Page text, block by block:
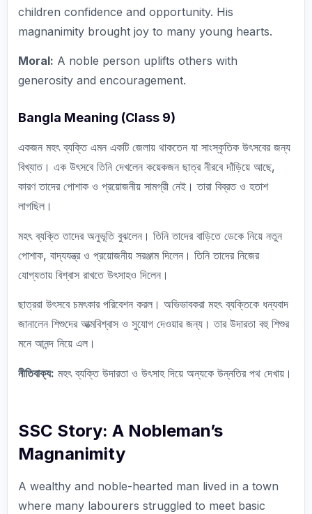
children confidence and opportunity. His
magnanimity brought joy to many young hearts.
Moral: A noble person uplifts others with
generosity and encouragement.
Bangla Meaning (Class 9)
একজন মহৎ ব্যক্তি এমন একটি জেলায় থাকতেন যা সাংস্কৃতিক উৎসবের জন্য
বিখ্যাত। এক উৎসবে তিনি দেখলেন কয়েকজন ছাত্র নীরবে দাঁড়িয়ে আছে,
কারণ তাদের পোশাক ও প্রয়োজনীয় সামগ্রী নেই। তারা বিব্রত ও হতাশ
লাগছিল।
মহৎ ব্যক্তি তাদের অনুভূতি বুঝলেন। তিনি তাদের বাড়িতে ডেকে নিয়ে নতুন
পোশাক, বাদ্যযন্ত্র ও প্রয়োজনীয় সরঞ্জাম দিলেন। তিনি তাদের নিজের
যোগ্যতায় বিশ্বাস রাখতে উৎসাহও দিলেন।
ছাত্ররা উৎসবে চমৎকার পরিবেশন করল। অভিভাবকরা মহৎ ব্যক্তিকে ধন্যবাদ
জানালেন শিশুদের আত্মবিশ্বাস ও সুযোগ দেওয়ার জন্য। তার উদারতা বহু শিশুর
মনে আনন্দ নিয়ে এল।
নীতিবাক্য: মহৎ ব্যক্তি উদারতা ও উৎসাহ দিয়ে অন্যকে উন্নতির পথ দেখায়।
SSC Story: A Nobleman’s
Magnanimity
A wealthy and noble-hearted man lived in a town
where many labourers struggled to meet basic